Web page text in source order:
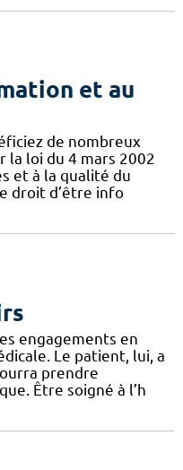
et au
de nombreux
loi du 4 mars 2002
et à la qualité du
droit d’être info
engagements en
Le patient, lui, a
prendre
Être soigné à l’h